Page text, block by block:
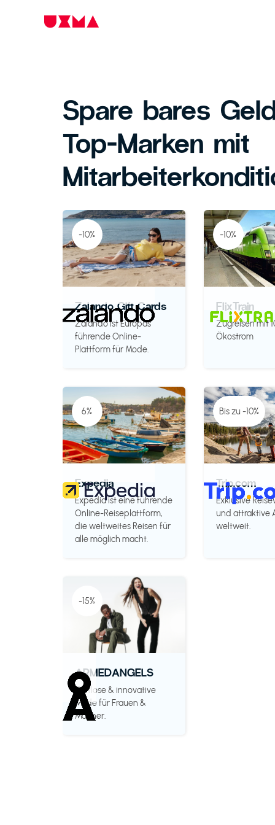
Spare bares
Top-Marken mit
-10%
Zalando Gift Cards
Zalando ist Europas
führende Online-
Plattform für Mode.
-10%
FlixTrain
Zugreisen mit
Ökostrom
6%
Expedia
Expedia ist eine führende
Online-Reiseplattform,
die weltweites Reisen für
alle möglich macht.
Bis zu -10%
Trip.com
Exklusive
und attraktive
weltweit.
-15%
ARMEDANGELS
Zeitlose & innovative
Mode für Frauen &
Männer.